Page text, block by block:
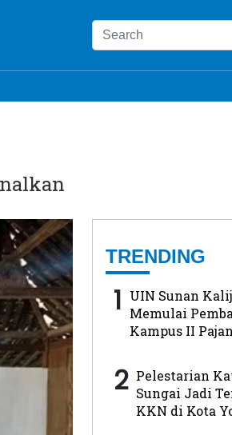
TRENDING
1 UIN Sunan
Memulai
Kampus II
2 Pelestarian
Sungai Jadi
KKN di Kota